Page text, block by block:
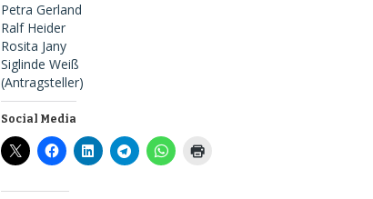
Petra Gerland
Ralf Heider
Rosita Jany
Siglinde Weiß
(Antragsteller)
Social Media